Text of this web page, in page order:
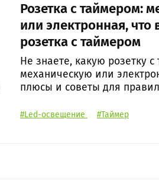
Розетка с таймером:
или электронная, что
розетка с таймером
Не знаете, какую розетку
механическую или
плюсы и советы для
#Led-освещение #Таймер